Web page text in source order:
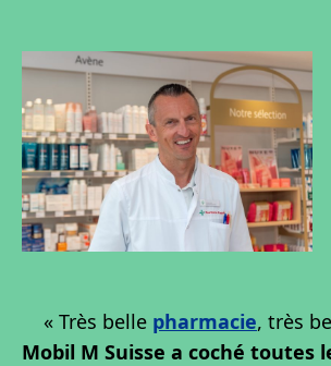
« Très belle pharmacie, très
Mobil M Suisse a coché toutes